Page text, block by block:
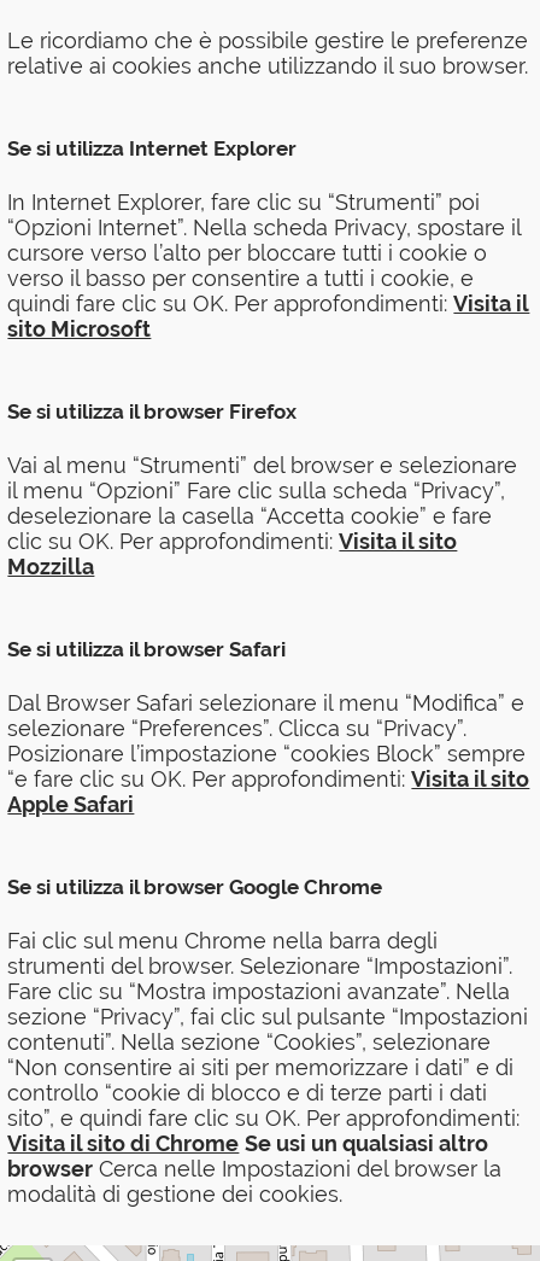
Le ricordiamo che è possibile gestire le preferenze
relative ai cookies anche utilizzando il suo browser.
Se si utilizza Internet Explorer
In Internet Explorer, fare clic su “Strumenti” poi
“Opzioni Internet”. Nella scheda Privacy, spostare il
cursore verso l’alto per bloccare tutti i cookie o
verso il basso per consentire a tutti i cookie, e
quindi fare clic su OK. Per approfondimenti:Visita il
sito Microsoft
Se si utilizza il browser Firefox
Vai al menu “Strumenti” del browser e selezionare
il menu “Opzioni” Fare clic sulla scheda “Privacy”,
deselezionare la casella “Accetta cookie” e fare
clic su OK. Per approfondimenti:Visita il sito
Mozzilla
Se si utilizza il browser Safari
Dal Browser Safari selezionare il menu “Modifica” e
selezionare “Preferences”. Clicca su “Privacy”.
Posizionare l’impostazione “cookies Block” sempre
“e fare clic su OK. Per approfondimenti:Visita il sito
Apple Safari
Se si utilizza il browser Google Chrome
Fai clic sul menu Chrome nella barra degli
strumenti del browser. Selezionare “Impostazioni”.
Fare clic su “Mostra impostazioni avanzate”. Nella
sezione “Privacy”, fai clic sul pulsante “Impostazioni
contenuti”. Nella sezione “Cookies”, selezionare
“Non consentire ai siti per memorizzare i dati” e di
controllo “cookie di blocco e di terze parti i dati
sito”, e quindi fare clic su OK. Per approfondimenti:
Visita il sito di Chrome Se usi un qualsiasi altro
browser Cerca nelle Impostazioni del browser la
modalità di gestione dei cookies.